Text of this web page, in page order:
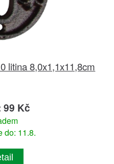
litina 8,0x1,1x11,8cm
99 Kč
do: 11.8.